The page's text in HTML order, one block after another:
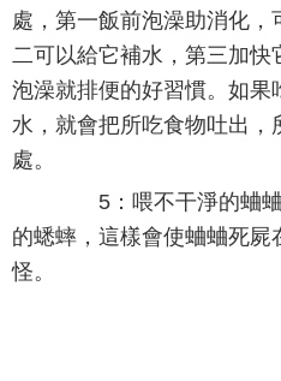
處，第一飯前泡澡助消化
二可以給它補水，第三加快
泡澡就排便的好習慣。如果
水，就會把所吃食物吐出，
處。
5：喂不干淨的蛐蛐
的蟋蟀，這樣會使蛐蛐死
怪。